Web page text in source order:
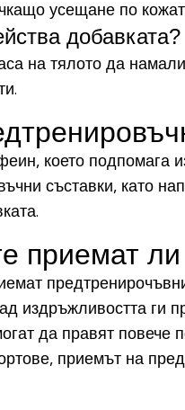
усещане по
добавката?
на тялото да
което подпомага
съставки, като
приемат
издръжливостта ги
да правят повече
приемът на